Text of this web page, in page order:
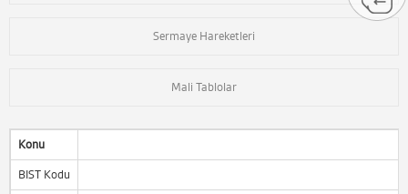
Sermaye Hareketleri
Mali Tablolar
Konu
BIST Kodu